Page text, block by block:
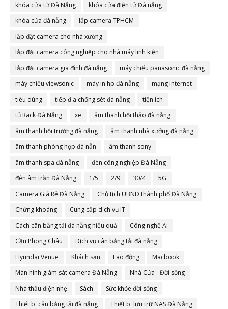
khóa cửa từ Đà Nẵng
khóa cửa điện tử Đà nẵng
khóa cửa đà nẵng
lắp camera TPHCM
lắp đặt camera cho nhà xưởng
lắp đặt camera công nghiệp cho nhà máy linh kiện
lắp đặt camera gia đình đà nẵng
máy chiếu panasonic đà nẵng
máy chiếu viewsonic
máy in hp đà nẵng
mạng internet
tiêu dùng
tiếp địa chống sét đà nẵng
tiện ích
tủ Rack Đà Nẵng
xe
âm thanh hội thảo đà nẵng
âm thanh hội trường đà nẵng
âm thanh nhà xưởng đà nẵng
âm thanh phòng họp đà nẵn
âm thanh sony
âm thanh spa đà nẵng
đèn công nghiệp Đà Nẵng
đèn âm trần Đà Nẵng
1/5 2/9 30/4
5G
Camera Giá Rẻ Đà Nẵng
Chủ tịch UBND thành phố Đà Nẵng
Chứng khoáng
Cung cấp dịch vụ IT
Cách cân bằng tải đà nẵng hiệu quả
Công nghệ Ai
Cầu Phong Châu
Dịch vụ cân bằng tải đà nẵng
Hyundai Venue
Khách sạn Lao động
Macbook
Màn hình giám sát camera Đà Nẵng
Nhà Cửa - Đời sống
Nhà thầu điện nhẹ
Sách
Sức khỏe đời sống
Thiết bị cân bằng tải đà nẵng
Thiết bị lưu trữ NAS Đà Nẵng